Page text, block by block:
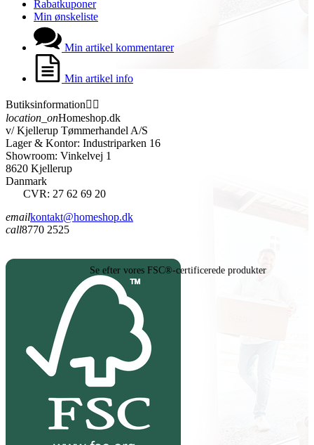
Rabatkuponer
Min ønskeliste
Min artikel kommentarer
Min artikel info
Butiksinformation 
location_onHomeshop.dk
v/ Kjellerup Tømmerhandel A/S
Lager & Kontor: Industriparken 16
Showroom: Vinkelvej 1
8620 Kjellerup
Danmark
CVR: 27 62 69 20
emailkontakt@homeshop.dk
call8770 2525
Se efter vores FSC®-certificerede produkter